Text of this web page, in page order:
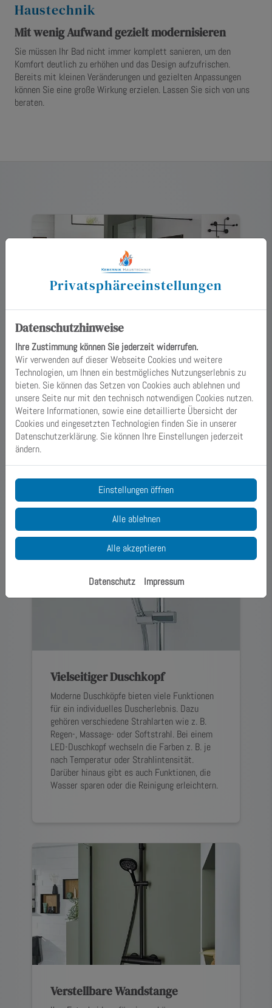
Haustechnik
Mit wenig Aufwand gezielt modernisieren
Sie müssen Ihr Bad nicht immer komplett sanieren, um den
Komfort deutlich zu erhöhen und das Design aufzufrischen.
Bereits mit kleinen Veränderungen und gezielten Anpassungen
können Sie eine große Wirkung erzielen. Lassen Sie sich von uns
beraten.
Bodenebene Dusche
Eine bodenebene Dusche in Verbindung mit
einer modernen Duschkabine optimiert die
Nutzfläche und die Bewegungsfreiheit
insbesondere in kleinen Bädern. Gut zu
wissen: Das KfW-Förderprogramm
„Altersgerecht umbauen“ bietet staatliche
Vielseitiger Duschkopf
Moderne Duschköpfe bieten viele Funktionen
für ein individuelles Duscherlebnis. Dazu
gehören verschiedene Strahlarten wie z. B.
Regen-, Massage- oder Softstrahl. Bei einem
LED-Duschkopf wechseln die Farben z. B. je
nach Temperatur oder Strahlintensität.
Darüber hinaus gibt es auch Funktionen, die
Wasser sparen oder die Reinigung erleichtern.
Verstellbare Wandstange
Privatsphäre­einstellungen
Datenschutzhinweise
Ihre Zustimmung können Sie jederzeit widerrufen.
Wir verwenden auf dieser Webseite Cookies und weitere
Technologien, um Ihnen ein bestmögliches Nutzungserlebnis zu
bieten. Sie können das Setzen von Cookies auch ablehnen und
unsere Seite nur mit den technisch notwendigen Cookies nutzen.
Weitere Informationen, sowie eine detaillierte Übersicht der
Cookies und eingesetzten Technologien finden Sie in unserer
Datenschutzerklärung. Sie können Ihre Einstellungen jederzeit
ändern.
Einstellungen öffnen
Alle ablehnen
Alle akzeptieren
Datenschutz Impressum